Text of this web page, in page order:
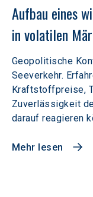
Aufbau eines
in volatilen
Geopolitische
Seeverkehr.
Kraftstoffpreise,
Zuverlässigkeit
darauf reagieren
Mehr lesen